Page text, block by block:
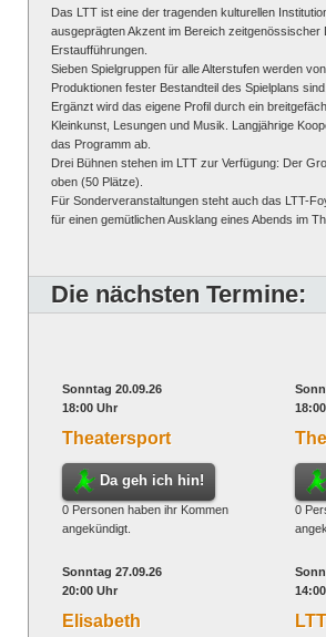
Das LTT ist eine der tragenden kulturellen
ausgeprägten Akzent im Bereich
Erstaufführungen.
Sieben Spielgruppen für alle Alterstufen werden
Produktionen fester Bestandteil des Spielplans sind.
Ergänzt wird das eigene Profil durch ein
Kleinkunst, Lesungen und Musik. Langjährige
das Programm ab.
Drei Bühnen stehen im LTT zur Verfügung: Der
oben (50 Plätze).
Für Sonderveranstaltungen steht auch das LTT-
für einen gemütlichen Ausklang eines Abends im
Die nächsten Termine:
Sonntag 20.09.26
18:00 Uhr
Theatersport
Da geh ich hin!
0 Personen haben ihr Kommen
angekündigt.
0
Sonntag 27.09.26
20:00 Uhr
Elisabeth